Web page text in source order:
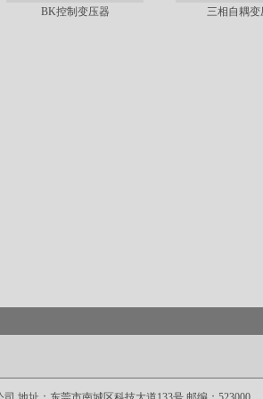
BK控制变压器 三相自耦变